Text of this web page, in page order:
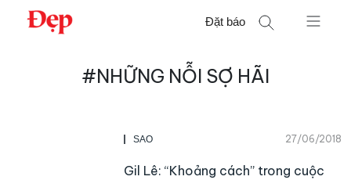
Chuyển
Đặt báo
#NHỮNG NỖI SỢ HÃI
SAO 27/06/2018
Gil Lê: “Khoảng cách” trong cuộc